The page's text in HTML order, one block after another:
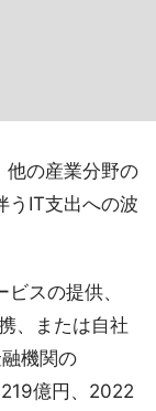
他の産業分野の
うIT支出への波
スの提供、
、または自社
機関の
億円、2022